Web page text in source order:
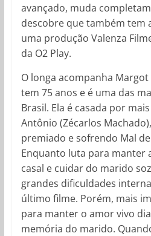
avançado, muda
descobre que também tem
uma produção Valenza
da O2 Play.
O longa acompanha
tem 75 anos e é uma das
Brasil. Ela é casada por
Antônio (Zécarlos
premiado e sofrendo Mal
Enquanto luta para manter
casal e cuidar do marido
grandes dificuldades
último filme. Porém, mais
para manter o amor vivo
memória do marido.